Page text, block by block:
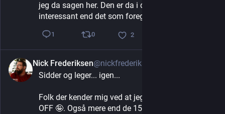
jeg da sagen her. Den er da i det mindste mere
interessant end det som foregår på plænerne...
1 0 2
Nick Frederiksen@nickfrederiksen
Sidder og leger... igen...
Folk der kender mig ved at jeg altid har været lidt
OFF 🤪. Også mere end de 15 år som der står på